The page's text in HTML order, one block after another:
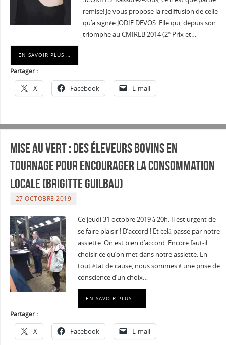
remise! Je vous propose la rediffusion de celle
qu’a signée JODIE DEVOS. Elle qui, depuis son
triomphe au CMIREB 2014 (2° Prix et…
EN SAVOIR PLUS …
Partager :
X Facebook E-mail
Mise au vert : Des éleveurs bovins en
tournage pour encourager la consommation
locale (Brigitte Guilbau)
27 OCTOBRE 2019
Ce jeudi 31 octobre 2019 à 20h: Il est urgent de
se faire plaisir ! D’accord ! Et celà passe par notre
assiette. On est bien d’accord. Encore faut-il
choisir ce qu’on met dans notre assiette. En
tout état de cause, nous sommes à une prise de
conscience d’un choix…
EN SAVOIR PLUS …
Partager :
X Facebook E-mail